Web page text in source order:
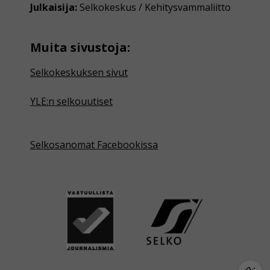
Julkaisija: Selkokeskus / Kehitysvammaliitto
Muita sivustoja:
Selkokeskuksen sivut
YLE:n selkouutiset
Selkosanomat Facebookissa